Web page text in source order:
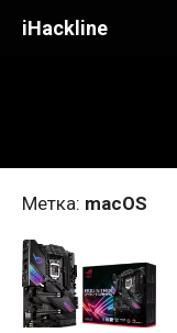
iHackline
Метка: macOS